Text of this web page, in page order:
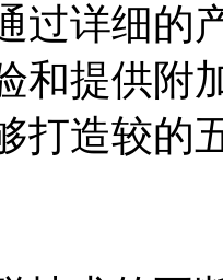
过详细的
和提供附
打造较的